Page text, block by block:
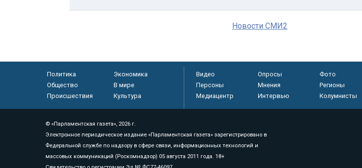
Новости СМИ2
Политика
Экономика
Общество
В мире
Происшествия
Культура
Видео Опросы
Фото
Персоны
Мнения
Регионы
Медиацентр
Интервью Колумнисты
© «Парламентская газета», 2026 г.
Электронное периодическое издание «Парламентская газета» зарегистрировано в
Федеральной службе по надзору в сфере связи, информационных технологий и
массовых коммуникаций (Роскомнадзор) 05 августа 2011 года. 18+